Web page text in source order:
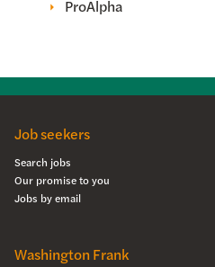
ProAlpha
Job seekers
Search jobs
Our promise to you
Jobs by email
Washington Frank